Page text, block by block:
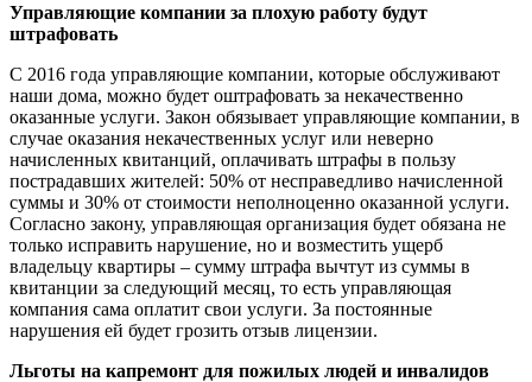
Управляющие компании за плохую работу будут
штрафовать
С 2016 года управляющие компании, которые обслуживают
наши дома, можно будет оштрафовать за некачественно
оказанные услуги. Закон обязывает управляющие компании, в
случае оказания некачественных услуг или неверно
начисленных квитанций, оплачивать штрафы в пользу
пострадавших жителей: 50% от несправедливо начисленной
суммы и 30% от стоимости неполноценно оказанной услуги.
Согласно закону, управляющая организация будет обязана не
только исправить нарушение, но и возместить ущерб
владельцу квартиры – сумму штрафа вычтут из суммы в
квитанции за следующий месяц, то есть управляющая
компания сама оплатит свои услуги. За постоянные
нарушения ей будет грозить отзыв лицензии.
Льготы на капремонт для пожилых людей и инвалидов